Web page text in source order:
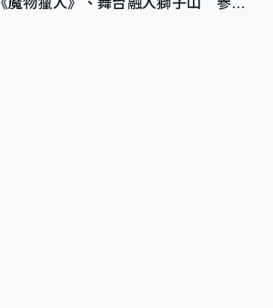
《魔物獵人》、舞台融入獅子山 參賽